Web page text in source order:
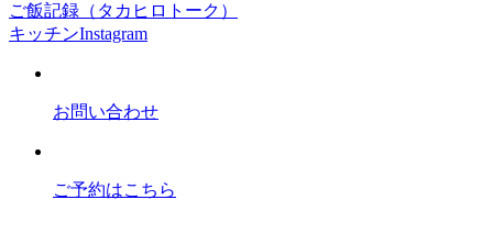
ご飯記録（タカヒロトーク）
キッチンInstagram
お問い合わせ
ご予約はこちら